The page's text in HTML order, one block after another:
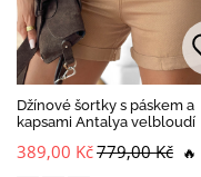
Džínové šortky s páskem a
kapsami Antalya velbloudí
389,00 Kč779,00 Kč 🔥